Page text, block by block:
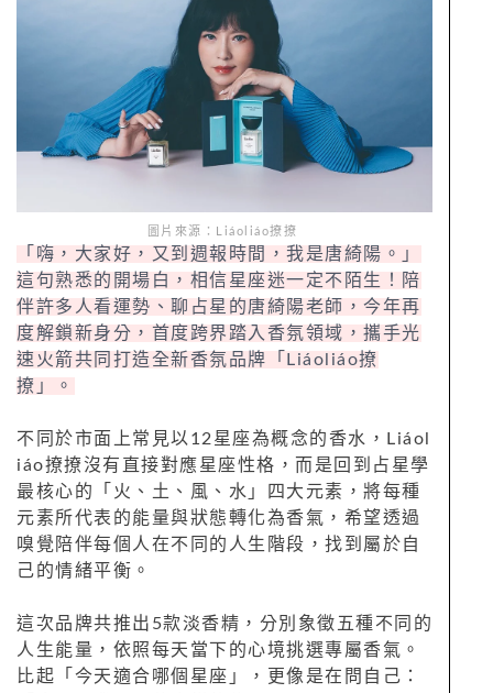
圖片來源：Liáoliáo撩撩
「嗨，大家好，又到週報時間，我是唐綺陽。」
這句熟悉的開場白，相信星座迷一定不陌生！陪
伴許多人看運勢、聊占星的唐綺陽老師，今年再
度解鎖新身分，首度跨界踏入香氛領域，攜手光
速火箭共同打造全新香氛品牌「Liáoliáo撩
撩」。
不同於市面上常見以12星座為概念的香水，Liáol
iáo撩撩沒有直接對應星座性格，而是回到占星學
最核心的「火、土、風、水」四大元素，將每種
元素所代表的能量與狀態轉化為香氣，希望透過
嗅覺陪伴每個人在不同的人生階段，找到屬於自
己的情緒平衡。
這次品牌共推出5款淡香精，分別象徵五種不同的
人生能量，依照每天當下的心境挑選專屬香氣。
比起「今天適合哪個星座」，更像是在問自己：